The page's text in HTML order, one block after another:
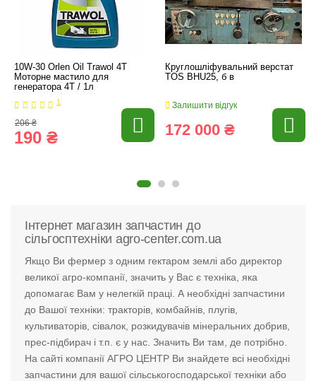
10W-30 Orlen Oil Trawol 4T
Моторне мастило для
генератора 4T / 1л
1
206 ₴
190 ₴
Круглошліфувальний верстат
TOS BHU25, б в
Залишити відгук
172 000 ₴
Інтернет магазин запчастин до
сільгосптехніки agro-center.com.ua
Якщо Ви фермер з одним гектаром землі або директор
великої агро-компанії, значить у Вас є техніка, яка
допомагає Вам у нелегкій праці. А необхідні запчастини
до Вашої техніки: тракторів, комбайнів, плугів,
культиваторів, сівалок, розкидувачів мінеральних добрив,
прес-підбирач і т.п. є у нас. Значить Ви там, де потрібно.
На сайті компанії АГРО ЦЕНТР Ви знайдете всі необхідні
запчастини для вашої сільськогосподарської техніки або